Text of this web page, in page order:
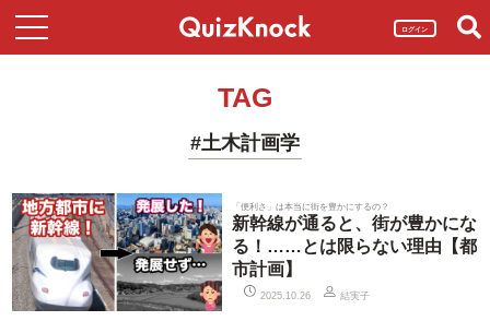
ログイン
TAG
#土木計画学
「便利さ」は本当に街を豊かにするの？
新幹線が通ると、街が豊かにな
る！……とは限らない理由【都
市計画】
2025.10.26 結実子